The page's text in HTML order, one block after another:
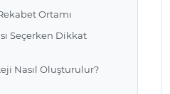
Ortamı
Seçerken Dikkat
Nasıl Oluşturulur?